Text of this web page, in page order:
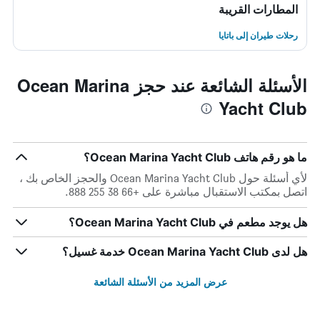
المطارات القريبة
رحلات طيران إلى باتايا
الأسئلة الشائعة عند حجز Ocean Marina
Yacht Club
ما هو رقم هاتف Ocean Marina Yacht Club؟
لأي أسئلة حول Ocean Marina Yacht Club والحجز الخاص بك ،
اتصل بمكتب الاستقبال مباشرة على +66 38 255 888.
هل يوجد مطعم في Ocean Marina Yacht Club؟
هل لدى Ocean Marina Yacht Club خدمة غسيل؟
عرض المزيد من الأسئلة الشائعة